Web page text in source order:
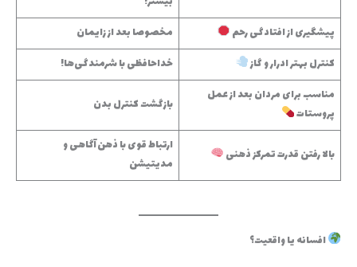
پیشگیری از افتادگی رحم
مخصوصا بعد از زایمان
کنترل بهتر ادرار و گاز
خداحافظی با شرمندگی‌ها!
مناسب برای مردان بعد از عمل
پروستات
بازگشت کنترل بدن
بالا رفتن قدرت تمرکز ذهنی
ارتباط قوی با ذهن‌آگاهی و
مدیتیشن
افسانه یا واقعیت؟